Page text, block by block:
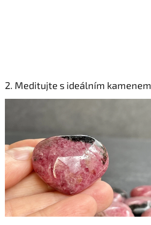
2. Meditujte s ideálním kamenem